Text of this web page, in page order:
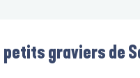
graviers de